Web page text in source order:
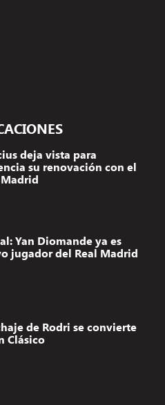
deja vista para
su renovación con el
Yan Diomande ya es
jugador del Real Madrid
de Rodri se convierte
Clásico